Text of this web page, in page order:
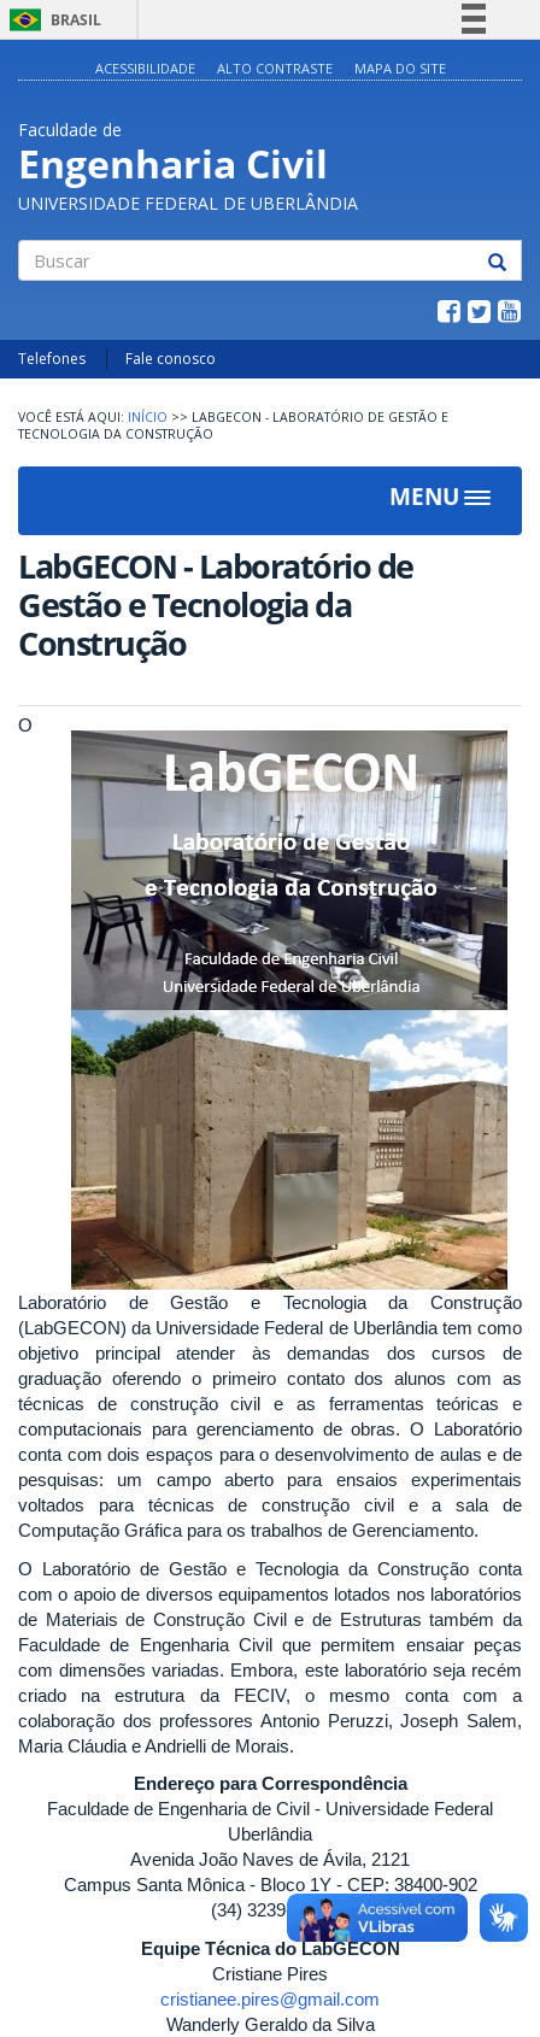
BRASIL
Legislação
Canais
ACESSIBILIDADE ALTO CONTRASTE MAPA DO SITE
Faculdade de
Engenharia Civil
UNIVERSIDADE FEDERAL DE UBERLÂNDIA
Telefones Fale conosco
INÍCIO >> LABGECON - LABORATÓRIO DE GESTÃO E
TECNOLOGIA DA CONSTRUÇÃO
MENU
Toggle
LabGECON - Laboratório de
Gestão e Tecnologia da
Construção
O
Laboratório de Gestão e Tecnologia da Construção
(LabGECON) da Universidade Federal de Uberlândia tem como
objetivo principal atender às demandas dos cursos de
graduação oferendo o primeiro contato dos alunos com as
técnicas de construção civil e as ferramentas teóricas e
computacionais para gerenciamento de obras. O Laboratório
conta com dois espaços para o desenvolvimento de aulas e de
pesquisas: um campo aberto para ensaios experimentais
voltados para técnicas de construção civil e a sala de
Computação Gráfica para os trabalhos de Gerenciamento.
O Laboratório de Gestão e Tecnologia da Construção conta
com o apoio de diversos equipamentos lotados nos laboratórios
de Materiais de Construção Civil e de Estruturas também da
Faculdade de Engenharia Civil que permitem ensaiar peças
com dimensões variadas. Embora, este laboratório seja recém
criado na estrutura da FECIV, o mesmo conta com a
colaboração dos professores Antonio Peruzzi, Joseph Salem,
Maria Cláudia e Andrielli de Morais.
Endereço para Correspondência
Faculdade de Engenharia de Civil - Universidade Federal
Uberlândia
Avenida João Naves de Ávila, 2121
Campus Santa Mônica - Bloco 1Y - CEP: 38400-902
(34) 3239-4446
Equipe Técnica do LabGECON
Cristiane Pires
cristianee.pires@gmail.com
Wanderly Geraldo da Silva